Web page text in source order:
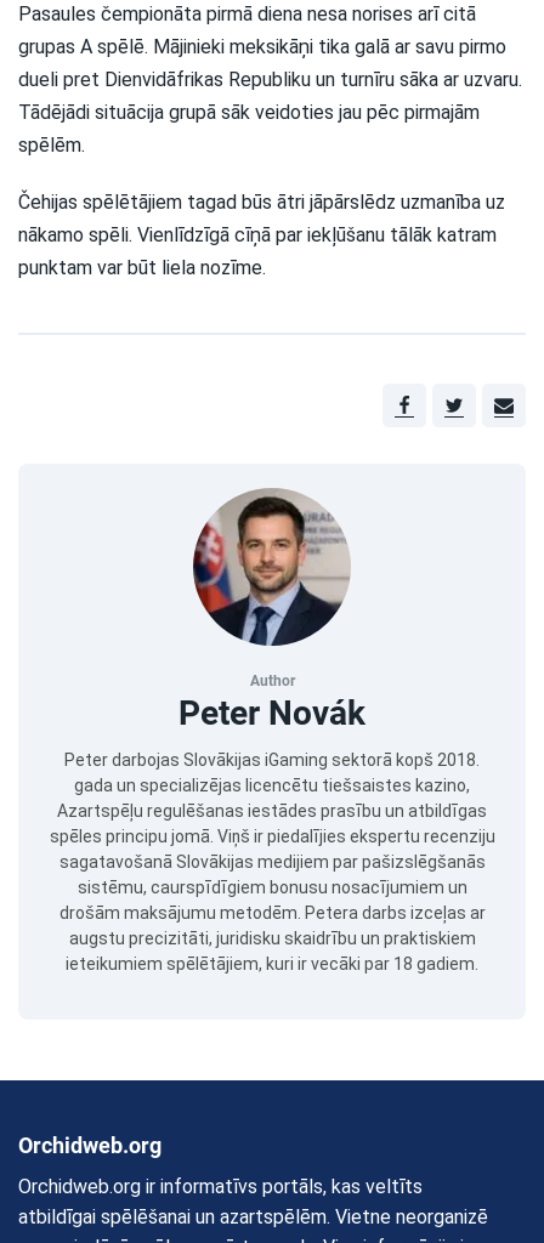
Pasaules čempionāta pirmā diena nesa norises arī citā
grupas A spēlē. Mājinieki meksikāņi tika galā ar savu pirmo
dueli pret Dienvidāfrikas Republiku un turnīru sāka ar uzvaru.
Tādējādi situācija grupā sāk veidoties jau pēc pirmajām
spēlēm.
Čehijas spēlētājiem tagad būs ātri jāpārslēdz uzmanība uz
nākamo spēli. Vienlīdzīgā cīņā par iekļūšanu tālāk katram
punktam var būt liela nozīme.
Author
Peter Novák
Peter darbojas Slovākijas iGaming sektorā kopš 2018.
gada un specializējas licencētu tiešsaistes kazino,
Azartspēļu regulēšanas iestādes prasību un atbildīgas
spēles principu jomā. Viņš ir piedalījies ekspertu recenziju
sagatavošanā Slovākijas medijiem par pašizslēgšanās
sistēmu, caurspīdīgiem bonusu nosacījumiem un
drošām maksājumu metodēm. Petera darbs izceļas ar
augstu precizitāti, juridisku skaidrību un praktiskiem
ieteikumiem spēlētājiem, kuri ir vecāki par 18 gadiem.
Orchidweb.org
Orchidweb.org ir informatīvs portāls, kas veltīts
atbildīgai spēlēšanai un azartspēlēm. Vietne neorganizē